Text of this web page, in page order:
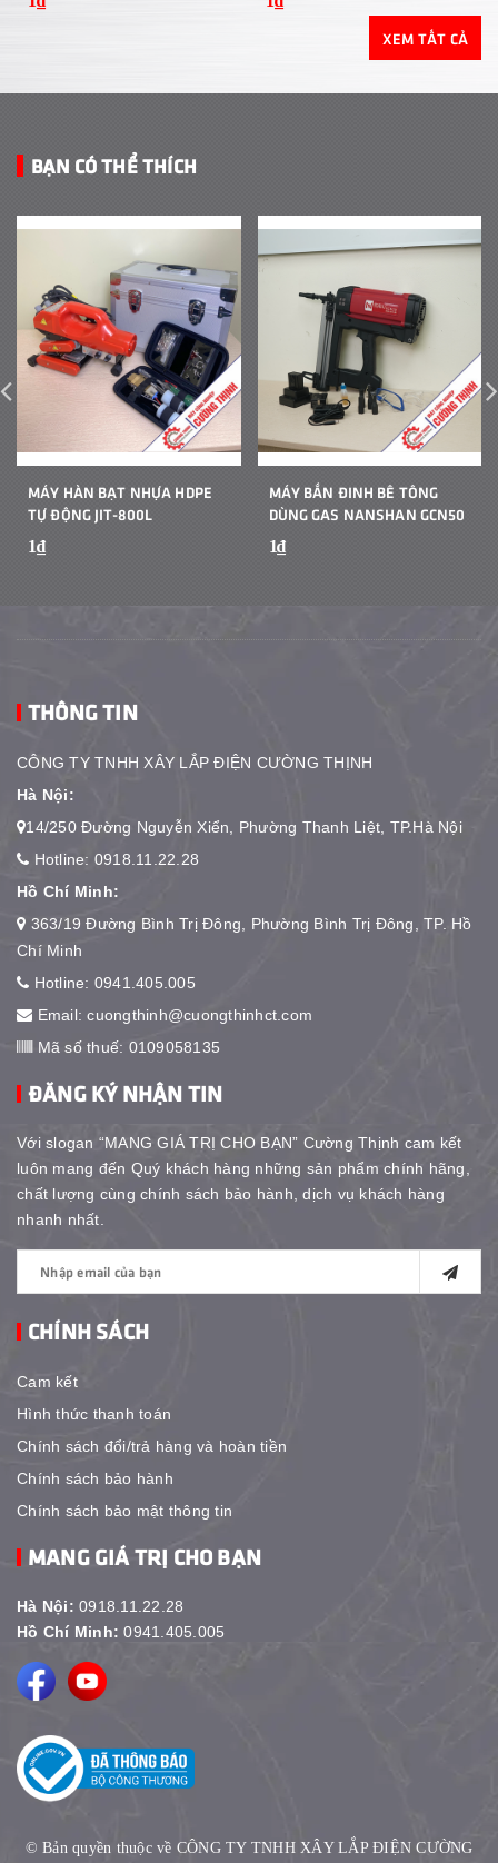
XEM TẤT CẢ
BẠN CÓ THỂ THÍCH
MÁY HÀN BẠT NHỰA HDPE
TỰ ĐỘNG JIT-800L
1₫
MÁY BẮN ĐINH BÊ TÔNG
DÙNG GAS NANSHAN GCN50
1₫
THÔNG TIN
CÔNG TY TNHH XÂY LẮP ĐIỆN CƯỜNG THỊNH
Hà Nội:
14/250 Đường Nguyễn Xiển, Phường Thanh Liệt, TP.Hà Nội
Hotline: 0918.11.22.28
Hồ Chí Minh:
363/19 Đường Bình Trị Đông, Phường Bình Trị Đông, TP. Hồ
Chí Minh
Hotline: 0941.405.005
Email:cuongthinh@cuongthinhct.com
Mã số thuế: 0109058135
ĐĂNG KÝ NHẬN TIN
Với slogan “MANG GIÁ TRỊ CHO BẠN” Cường Thịnh cam kết
luôn mang đến Quý khách hàng những sản phẩm chính hãng,
chất lượng cùng chính sách bảo hành, dịch vụ khách hàng
nhanh nhất.
CHÍNH SÁCH
Cam kết
Hình thức thanh toán
Chính sách đổi/trả hàng và hoàn tiền
Chính sách bảo hành
Chính sách bảo mật thông tin
MANG GIÁ TRỊ CHO BẠN
Hà Nội: 0918.11.22.28
Hồ Chí Minh:0941.405.005
© Bản quyền thuộc về CÔNG TY TNHH XÂY LẮP ĐIỆN CƯỜNG